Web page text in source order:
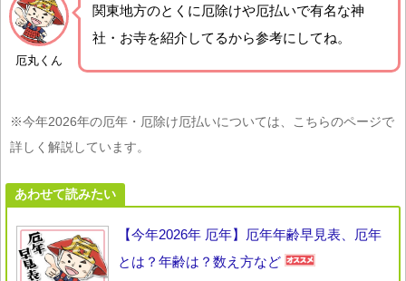
厄丸くん
関東地方のとくに厄除けや厄払いで有名な神
社・お寺を紹介 してるから参考にしてね。
※今年2026年の厄年・厄除け厄払いについては、こちらのページで
詳しく解説しています。
あわせて読みたい
【今年2026年 厄年】厄年年齢早見表、厄年
とは？年齢は？数え方など